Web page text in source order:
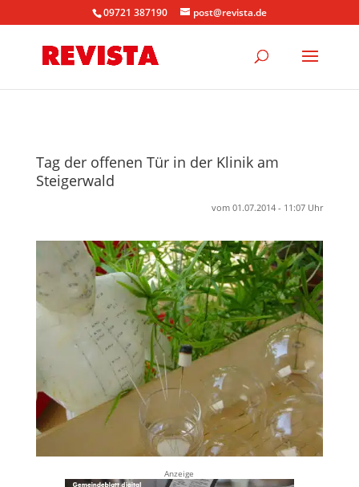
09721 387190 post@revista.de
Tag der offenen Tür in der Klinik am
Steigerwald
vom 01.07.2014 - 11:07 Uhr
Anzeige